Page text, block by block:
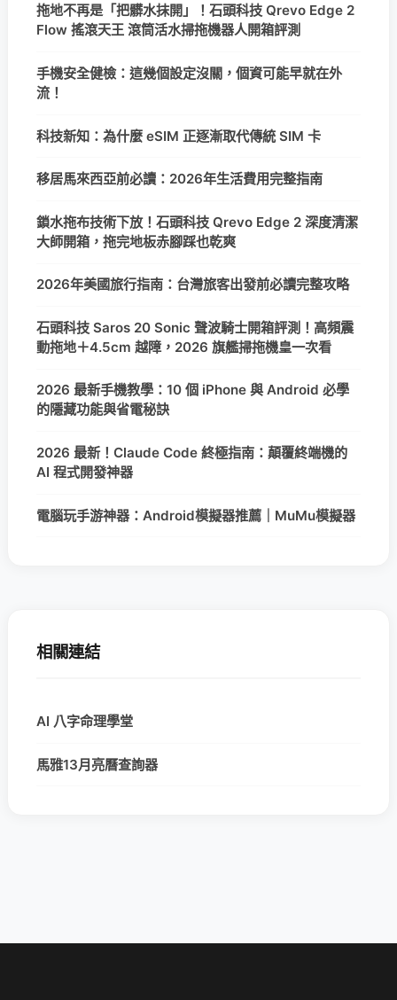
拖地不再是「把髒水抹開」！石頭科技 Qrevo Edge 2
Flow 搖滾天王 滾筒活水掃拖機器人開箱評測
手機安全健檢：這幾個設定沒關，個資可能早就在外
流！
科技新知：為什麼 eSIM 正逐漸取代傳統 SIM 卡
移居馬來西亞前必讀：2026年生活費用完整指南
鎖水拖布技術下放！石頭科技 Qrevo Edge 2 深度清潔
大師開箱，拖完地板赤腳踩也乾爽
2026年美國旅行指南：台灣旅客出發前必讀完整攻略
石頭科技 Saros 20 Sonic 聲波騎士開箱評測！高頻震
動拖地＋4.5cm 越障，2026 旗艦掃拖機皇一次看
2026 最新手機教學：10 個 iPhone 與 Android 必學
的隱藏功能與省電秘訣
2026 最新！Claude Code 終極指南：顛覆終端機的
AI 程式開發神器
電腦玩手游神器：Android模擬器推薦｜MuMu模擬器
相關連結
AI 八字命理學堂
馬雅13月亮曆查詢器